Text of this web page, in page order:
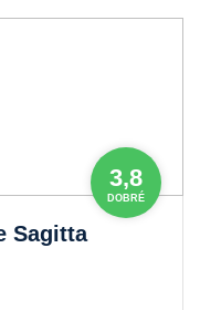
3,8
DOBRÉ
Sagitta